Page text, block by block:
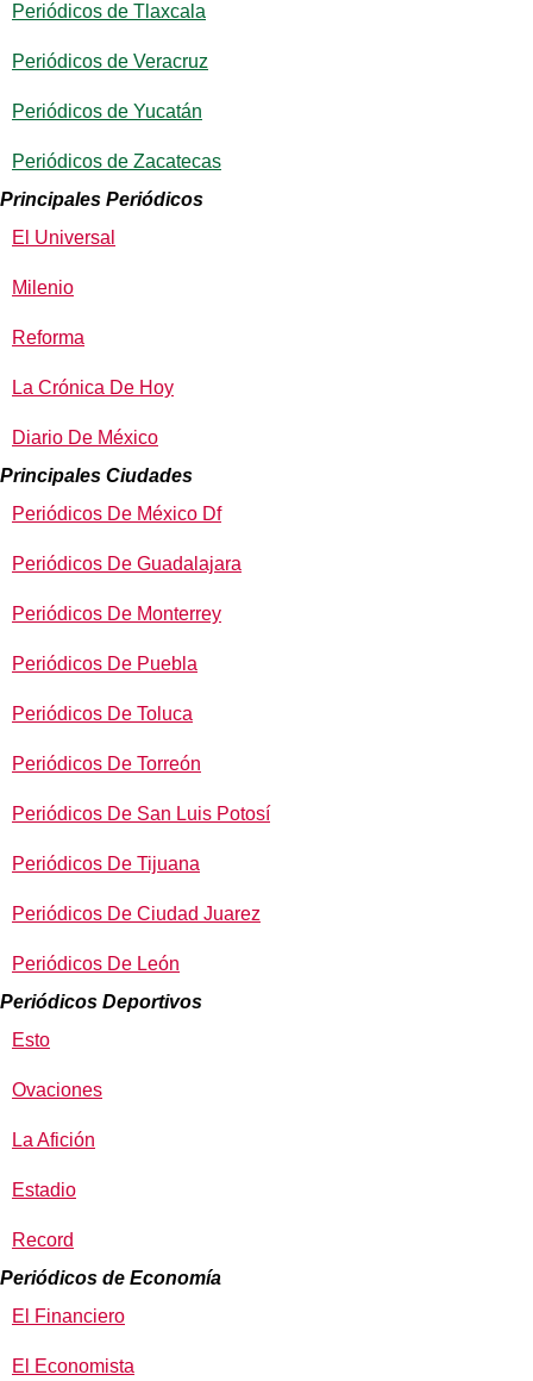
Periódicos de Tlaxcala
Periódicos de Veracruz
Periódicos de Yucatán
Periódicos de Zacatecas
Principales Periódicos
El Universal
Milenio
Reforma
La Crónica De Hoy
Diario De México
Principales Ciudades
Periódicos De México Df
Periódicos De Guadalajara
Periódicos De Monterrey
Periódicos De Puebla
Periódicos De Toluca
Periódicos De Torreón
Periódicos De San Luis Potosí
Periódicos De Tijuana
Periódicos De Ciudad Juarez
Periódicos De León
Periódicos Deportivos
Esto
Ovaciones
La Afición
Estadio
Record
Periódicos de Economía
El Financiero
El Economista